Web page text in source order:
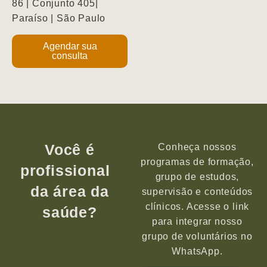
86 | Conjunto 405|
Paraíso | São Paulo
Agendar sua
consulta
Você é
profissional
da área da
saúde?
Conheça nossos
programas de formação,
grupo de estudos,
supervisão e conteúdos
clínicos. Acesse o link
para integrar nosso
grupo de voluntários no
WhatsApp.